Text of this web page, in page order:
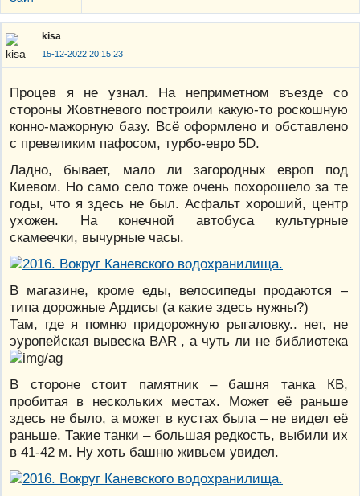
kisa
15-12-2022 20:15:23
Процев я не узнал. На неприметном въезде со
стороны Жовтневого построили какую-то роскошную
конно-мажорную базу. Всё оформлено и обставлено
с превеликим пафосом, турбо-евро 5D.
Ладно, бывает, мало ли загородных европ под
Киевом. Но само село тоже очень похорошело за те
годы, что я здесь не был. Асфальт хороший, центр
ухожен. На конечной автобуса культурные
скамеечки, вычурные часы.
В магазине, кроме еды, велосипеды продаются –
типа дорожные Ардисы (а какие здесь нужны?)
Там, где я помню придорожную рыгаловку.. нет, не
эуропейская вывеска BAR , а чуть ли не библиотека
В стороне стоит памятник – башня танка КВ,
пробитая в нескольких местах. Может её раньше
здесь не было, а может в кустах была – не видел её
раньше. Такие танки – большая редкость, выбили их
в 41-42 м. Ну хоть башню живьем увидел.